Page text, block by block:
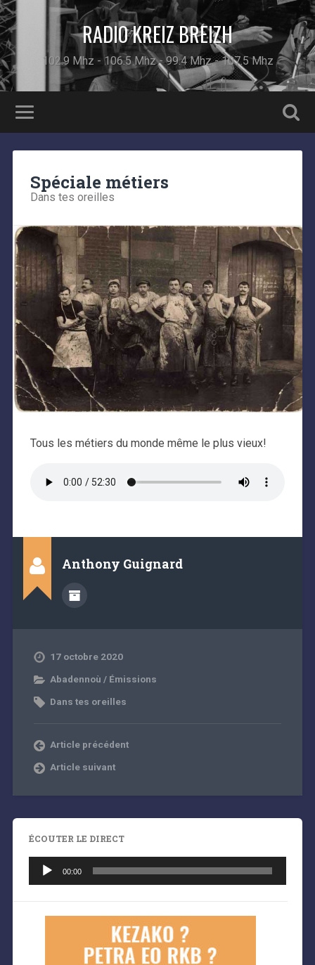
RADIO KREIZ BREIZH
102.9 Mhz - 106.5 Mhz - 99.4 Mhz - 107.5 Mhz
Spéciale métiers
Dans tes oreilles
Tous les métiers du monde même le plus vieux!
Anthony Guignard
17 octobre 2020
Abadennoù / Émissions
Dans tes oreilles
Article précédent
Article suivant
ÉCOUTER LE DIRECT
audio
00:00